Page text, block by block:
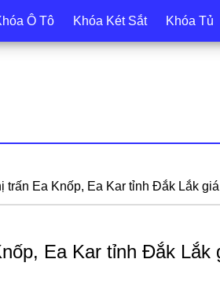
Ô Tô Khóa Két Sắt Khóa Tủ
trấn Ea Knốp, Ea Kar tỉnh Đắk Lắk
Ea Kar tỉnh Đắk Lắk